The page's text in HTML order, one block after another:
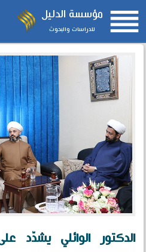
مؤسسة الدليل
للدراسات والبحوث 
الدكتور الوائلي يشدّد